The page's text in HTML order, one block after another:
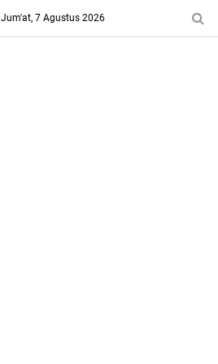
Jum'at, 7 Agustus 2026